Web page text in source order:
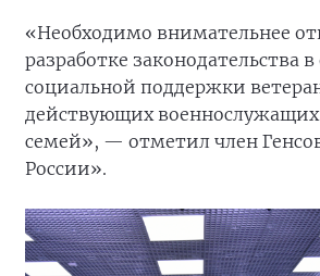
«Необходимо внимательнее
разработке законодательства
социальной поддержки
действующих
семей», — отметил член
России».